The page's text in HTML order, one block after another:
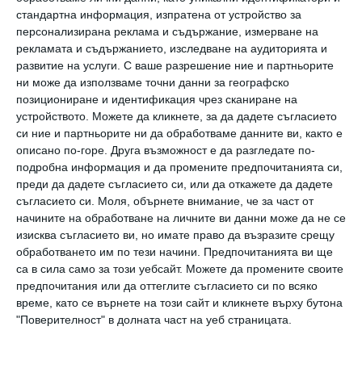
стандартна информация, изпратена от устройство за
персонализирана реклама и съдържание, измерване на
рекламата и съдържанието, изследване на аудиторията и
развитие на услуги. С ваше разрешение ние и партньорите
ни може да използваме точни данни за географско
позициониране и идентификация чрез сканиране на
устройството. Можете да кликнете, за да дадете съгласието
си ние и партньорите ни да обработваме данните ви, както е
описано по-горе. Друга възможност е да разгледате по-
подробна информация и да промените предпочитанията си,
преди да дадете съгласието си, или да откажете да дадете
съгласието си.
Моля, обърнете внимание, че за част от
начините на обработване на личните ви данни може да не се
изисква съгласието ви, но имате право да възразите срещу
обработването им по тези начини. Предпочитанията ви ще
са в сила само за този уебсайт. Можете да промените своите
предпочитания или да оттеглите съгласието си по всяко
време, като се върнете на този сайт и кликнете върху бутона
"Поверителност" в долната част на уеб страницата.
признат експерт по антропоморфизъм.
Дали го осъзнаваме или не, ние
персонифицираме обекти и събития през
цялото време.
Също така са по-интелигентни
Ипли пише:„Векове наред готовността ни
да признаваме, че не-човеците имат дух, е
била смятана за глупост, суеверие и
детинщина, каквито образованите и
здравомислещи индивиди са надраснали. Аз
намирам този възглед за погрешен и печален.
Да признаваме одухотвореността на друго